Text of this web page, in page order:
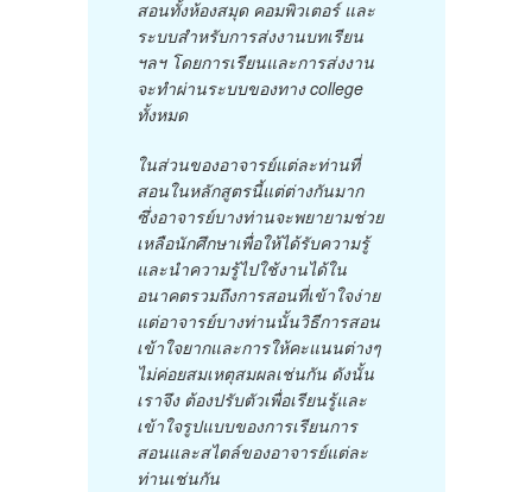
สอนทั้งห้องสมุด คอมพิวเตอร์ และ
ระบบสำหรับการส่งงานบทเรียน
ฯลฯ โดยการเรียนและการส่งงาน
จะทำผ่านระบบของทาง college
ทั้งหมด
ในส่วนของอาจารย์แต่ละท่านที่
สอนในหลักสูตรนี้แต่ต่างกันมาก
ซึ่งอาจารย์บางท่านจะพยายามช่วย
เหลือนักศึกษาเพื่อให้ได้รับความรู้
และนำความรู้ไปใช้งานได้ใน
อนาคตรวมถึงการสอนที่เข้าใจง่าย
แต่อาจารย์บางท่านนั้นวิธีการสอน
เข้าใจยากและการให้คะแนนต่างๆ
ไม่ค่อยสมเหตุสมผลเช่นกัน ดังนั้น
เราจึง ต้องปรับตัวเพื่อเรียนรู้และ
เข้าใจรูปแบบของการเรียนการ
สอนและสไตล์ของอาจารย์แต่ละ
ท่านเช่นกัน